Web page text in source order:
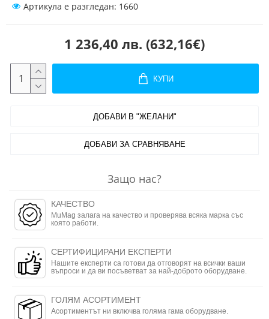
1 236,40 лв. (632,16€)
Артикула е разгледан: 1660
КУПИ
ДОБАВИ В "ЖЕЛАНИ"
ДОБАВИ ЗА СРАВНЯВАНЕ
Защо нас?
КАЧЕСТВО
MuMag залага на качество и проверява всяка марка със
която работи.
СЕРТИФИЦИРАНИ ЕКСПЕРТИ
Нашите експерти са готови да отговорят на всички ваши
въпроси и да ви посъветват за най-доброто оборудване.
ГОЛЯМ АСОРТИМЕНТ
Асортиментът ни включва голяма гама оборудване.